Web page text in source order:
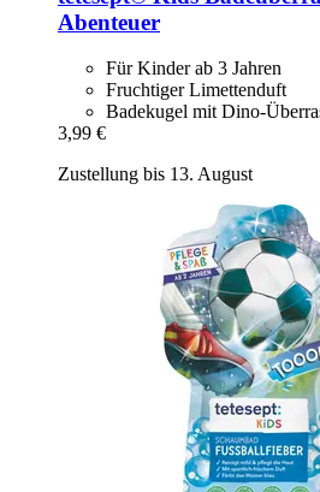
Abenteuer
Für Kinder ab 3 Jahren
Fruchtiger Limettenduft
Badekugel mit Dino-
3,99 €
Zustellung bis 13. August